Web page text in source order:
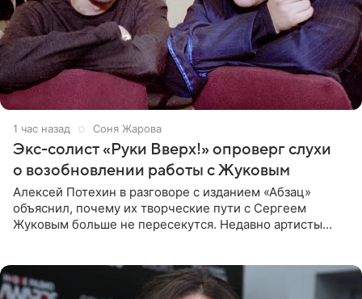
1 час назад Соня Жарова
Экс-солист «Руки Вверх!» опроверг слухи
о возобновлении работы с Жуковым
Алексей Потехин в разговоре с изданием «Абзац»
объяснил, почему их творческие пути с Сергеем
Жуковым больше не пересекутся. Недавно артисты